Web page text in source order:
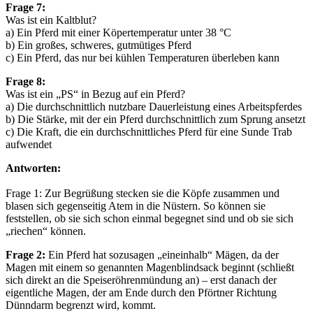
Frage 7:
Was ist ein Kaltblut?
a) Ein Pferd mit einer Köpertemperatur unter 38 °C
b) Ein großes, schweres, gutmütiges Pferd
c) Ein Pferd, das nur bei kühlen Temperaturen überleben kann
Frage 8:
Was ist ein „PS“ in Bezug auf ein Pferd?
a) Die durchschnittlich nutzbare Dauerleistung eines Arbeitspferdes
b) Die Stärke, mit der ein Pferd durchschnittlich zum Sprung ansetzt
c) Die Kraft, die ein durchschnittliches Pferd für eine Sunde Trab
aufwendet
Antworten:
Frage 1: Zur Begrüßung stecken sie die Köpfe zusammen und
blasen sich gegenseitig Atem in die Nüstern. So können sie
feststellen, ob sie sich schon einmal begegnet sind und ob sie sich
„riechen“ können.
Frage 2: Ein Pferd hat sozusagen „eineinhalb“ Mägen, da der
Magen mit einem so genannten Magenblindsack beginnt (schließt
sich direkt an die Speiseröhrenmündung an) – erst danach der
eigentliche Magen, der am Ende durch den Pförtner Richtung
Dünndarm begrenzt wird, kommt.